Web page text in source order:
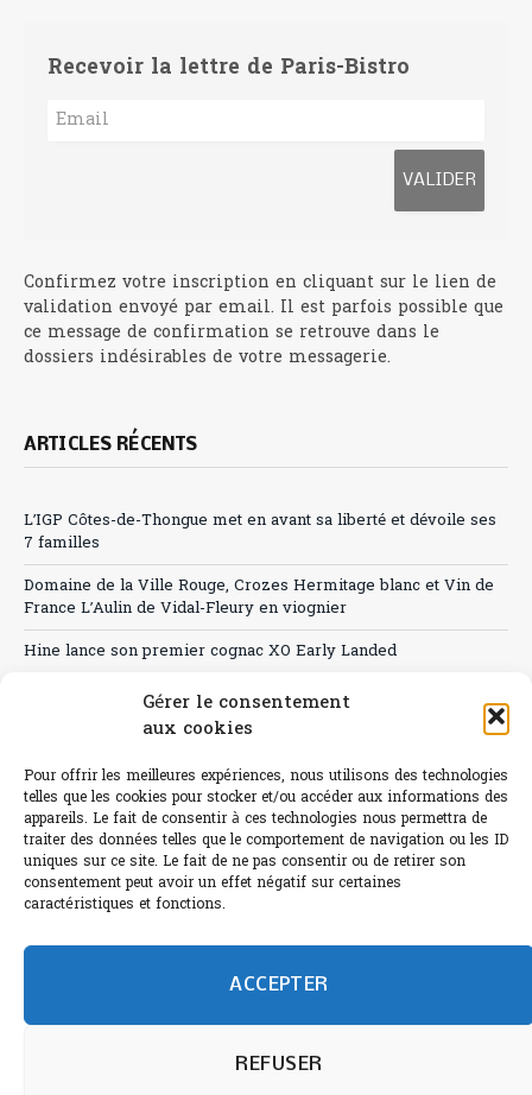
Gérer le consentement
aux cookies
Pour offrir les meilleures expériences, nous utilisons des technologies
telles que les cookies pour stocker et/ou accéder aux informations des
appareils. Le fait de consentir à ces technologies nous permettra de
traiter des données telles que le comportement de navigation ou les ID
uniques sur ce site. Le fait de ne pas consentir ou de retirer son
consentement peut avoir un effet négatif sur certaines
caractéristiques et fonctions.
ACCEPTER
REFUSER
Recevoir la lettre de Paris-Bistro
Confirmez votre inscription en cliquant sur le lien de
validation envoyé par email. Il est parfois possible que
ce message de confirmation se retrouve dans le
dossiers indésirables de votre messagerie.
ARTICLES RÉCENTS
L’IGP Côtes-de-Thongue met en avant sa liberté et dévoile ses
7 familles
Domaine de la Ville Rouge, Crozes Hermitage blanc et Vin de
France L’Aulin de Vidal-Fleury en viognier
Hine lance son premier cognac XO Early Landed
Canicule : A quand le CHR à « l’heure espagnole » ?
Sélection de rosés 2026
L'abus d'alcool est dangereux pour la santé.
humain et 0% IA de Paris Bistro Editions - SARL de Presse -
Informations légales etRGPD